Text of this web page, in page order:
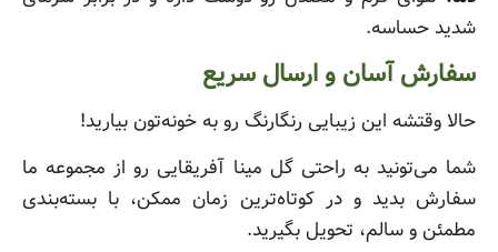
شدید حساسه.
سفارش آسان و ارسال سریع
حالا وقتشه این زیبایی رنگارنگ رو به خونه‌تون بیارید!
شما می‌تونید به راحتی گل مینا آفریقایی رو از مجموعه‌ ما
سفارش بدید و در کوتاه‌ترین زمان ممکن، با بسته‌بندی
مطمئن و سالم، تحویل بگیرید.